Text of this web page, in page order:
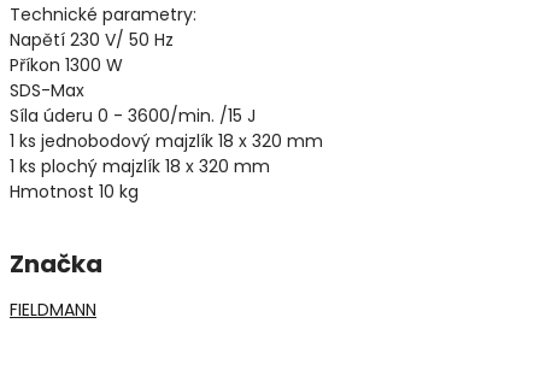
Technické parametry:
Napětí 230 V/ 50 Hz
Příkon 1300 W
SDS-Max
Síla úderu 0 - 3600/min. /15 J
1 ks jednobodový majzlík 18 x 320 mm
1 ks plochý majzlík 18 x 320 mm
Hmotnost 10 kg
Značka
FIELDMANN